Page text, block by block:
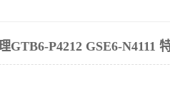
GTB6-P4212 GSE6-N4111